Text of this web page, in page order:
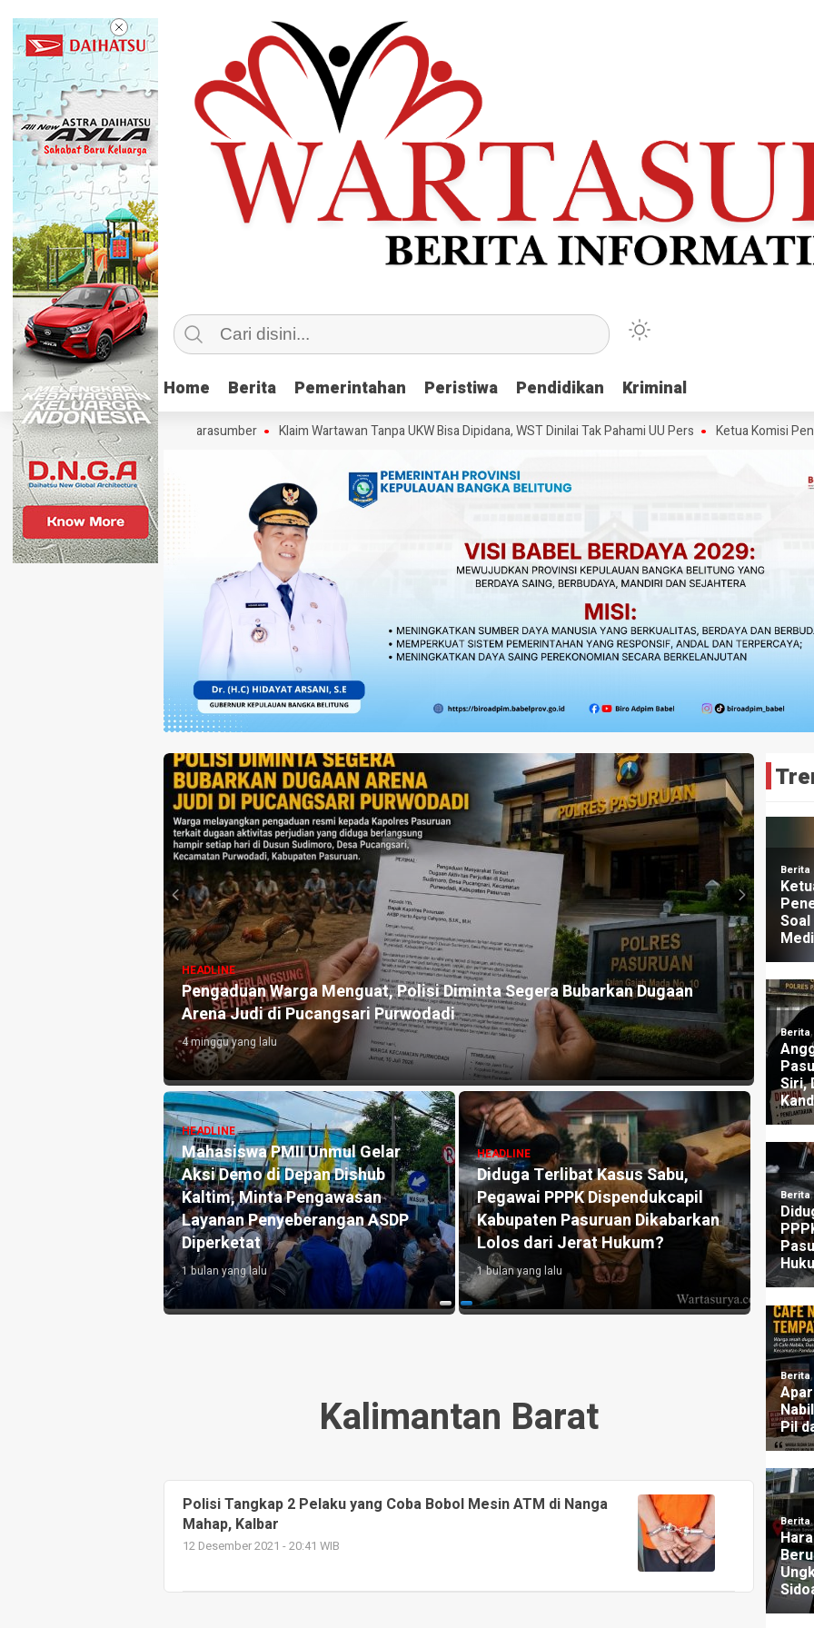
Home Berita Pemerintahan Peristiwa Pendidikan Kriminal
Home Berita Pemerintahan Peristiwa Pendidikan Kriminal
Mencuat, Ini Pengakuan Narasumber Klaim Wartawan Tanpa UKW Bisa Dipidana, WST Dinilai Tak Pahami UU Pers Ketua Komisi
HEADLINE
Pengaduan Warga Menguat, Polisi Diminta Segera Bubarkan Dugaan
Arena Judi di Pucangsari Purwodadi
4 minggu yang lalu
HEADLINE
Mahasiswa PMII Unmul Gelar
Aksi Demo di Depan Dishub
Kaltim, Minta Pengawasan
Layanan Penyeberangan ASDP
Diperketat
1 bulan yang lalu
HEADLINE
Diduga Terlibat Kasus Sabu,
Pegawai PPPK Dispendukcapil
Kabupaten Pasuruan Dikabarkan
Lolos dari Jerat Hukum?
1 bulan yang lalu
1
UU
3
Kalimantan Barat
Polisi Tangkap 2 Pelaku yang Coba Bobol Mesin ATM di Nanga
Mahap, Kalbar
12 Desember 2021 - 20:41 WIB